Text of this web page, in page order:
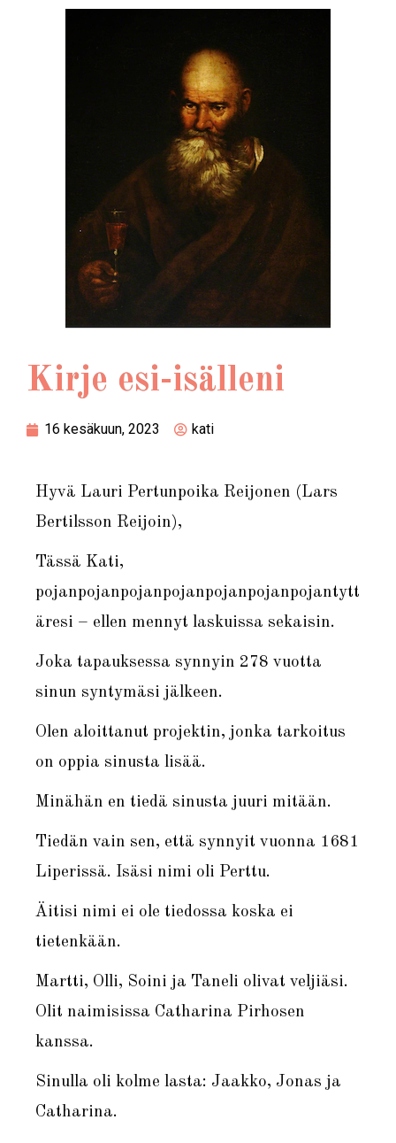
Kirje esi-isälleni
16 kesäkuun, 2023 kati
Hyvä Lauri Pertunpoika Reijonen (Lars
Bertilsson Reijoin),
Tässä Kati,
pojanpojanpojanpojanpojanpojanpojantytt
äresi – ellen mennyt laskuissa sekaisin.
Joka tapauksessa synnyin 278 vuotta
sinun syntymäsi jälkeen.
Olen aloittanut projektin, jonka tarkoitus
on oppia sinusta lisää.
Minähän en tiedä sinusta juuri mitään.
Tiedän vain sen, että synnyit vuonna 1681
Liperissä. Isäsi nimi oli Perttu.
Äitisi nimi ei ole tiedossa koska ei
tietenkään.
Martti, Olli, Soini ja Taneli olivat veljiäsi.
Olit naimisissa Catharina Pirhosen
kanssa.
Sinulla oli kolme lasta: Jaakko, Jonas ja
Catharina.